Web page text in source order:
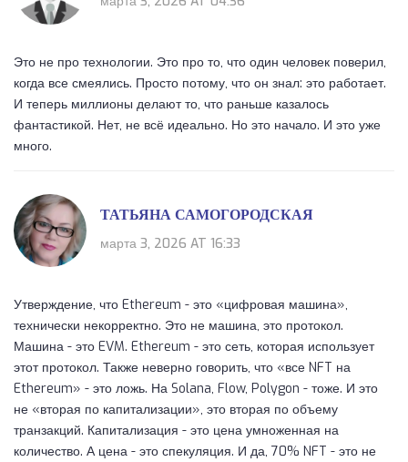
Это не про технологии. Это про то, что один человек поверил,
когда все смеялись. Просто потому, что он знал: это работает.
И теперь миллионы делают то, что раньше казалось
фантастикой. Нет, не всё идеально. Но это начало. И это уже
много.
ТАТЬЯНА САМОГОРОДСКАЯ
марта 3, 2026 AT 16:33
Утверждение, что Ethereum - это «цифровая машина»,
технически некорректно. Это не машина, это протокол.
Машина - это EVM. Ethereum - это сеть, которая использует
этот протокол. Также неверно говорить, что «все NFT на
Ethereum» - это ложь. На Solana, Flow, Polygon - тоже. И это
не «вторая по капитализации», это вторая по объему
транзакций. Капитализация - это цена умноженная на
количество. А цена - это спекуляция. И да, 70% NFT - это не